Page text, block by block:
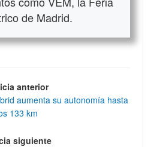
de Madrid.
anterior
aumenta su autonomía hasta
133 km
siguiente